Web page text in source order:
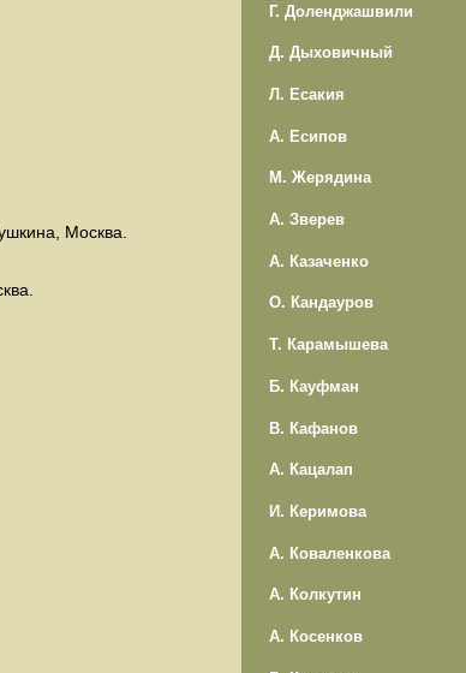
Москва.
Г. Доленджашвили
Д. Дыховичный
Л. Есакия
А. Есипов
М. Жерядина
А. Зверев
А. Казаченко
О. Кандауров
Т. Карамышева
Б. Кауфман
В. Кафанов
А. Кацалап
И. Керимова
А. Коваленкова
А. Колкутин
А. Косенков